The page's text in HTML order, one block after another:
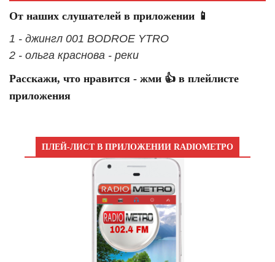
От наших слушателей в приложении 📱
1 - джингл 001 BODROE YTRO
2 - ольга краснова - реки
Расскажи, что нравится - жми 👍 в плейлисте
приложения
ПЛЕЙ-ЛИСТ В ПРИЛОЖЕНИИ RADIOМЕТРО